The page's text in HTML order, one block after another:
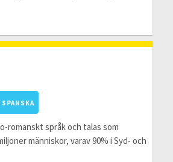
SPANSKA
romanskt språk och talas som
människor, varav 90% i Syd- och